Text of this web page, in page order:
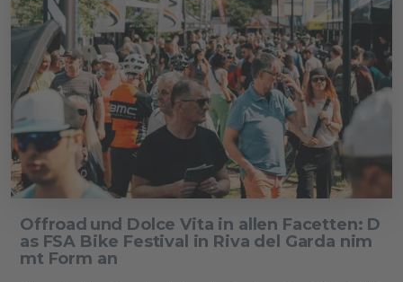
Offroad und Dolce Vita in allen Facetten: D
as FSA Bike Festival in Riva del Garda nim
mt Form an